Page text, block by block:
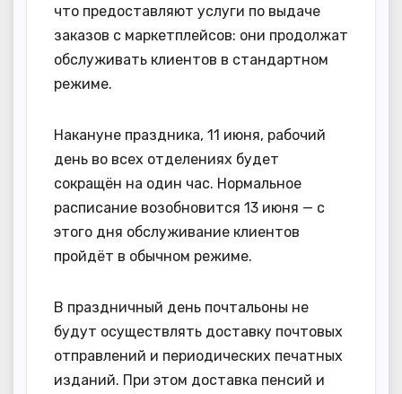
что предоставляют услуги по выдаче
заказов с маркетплейсов: они продолжат
обслуживать клиентов в стандартном
режиме.
Накануне праздника, 11 июня, рабочий
день во всех отделениях будет
сокращён на один час. Нормальное
расписание возобновится 13 июня — с
этого дня обслуживание клиентов
пройдёт в обычном режиме.
В праздничный день почтальоны не
будут осуществлять доставку почтовых
отправлений и периодических печатных
изданий. При этом доставка пенсий и